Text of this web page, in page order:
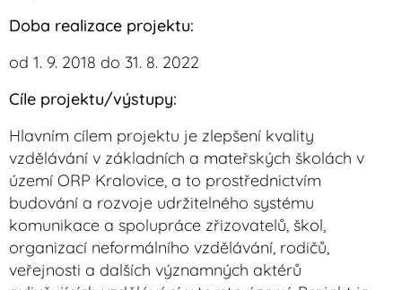
Doba realizace projektu:
od 1. 9. 2018 do 31. 8. 2022
Cíle projektu/výstupy:
Hlavním cílem projektu je zlepšení kvality
vzdělávání v základních a mateřských školách v
území ORP Kralovice, a to prostřednictvím
budování a rozvoje udržitelného systému
komunikace a spolupráce zřizovatelů, škol,
organizací neformálního vzdělávání, rodičů,
veřejnosti a dalších významných aktérů